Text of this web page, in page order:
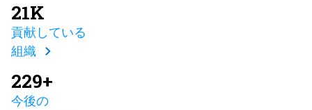
21K
貢献している
組織
229+
今後の